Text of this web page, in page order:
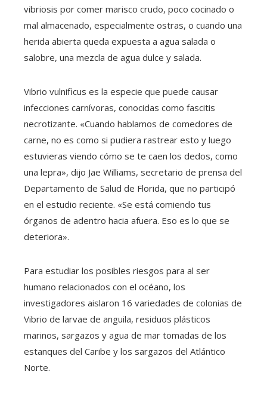
vibriosis por comer marisco crudo, poco cocinado o
mal almacenado, especialmente ostras, o cuando una
herida abierta queda expuesta a agua salada o
salobre, una mezcla de agua dulce y salada.
Vibrio vulnificus es la especie que puede causar
infecciones carnívoras, conocidas como fascitis
necrotizante. «Cuando hablamos de comedores de
carne, no es como si pudiera rastrear esto y luego
estuvieras viendo cómo se te caen los dedos, como
una lepra», dijo Jae Williams, secretario de prensa del
Departamento de Salud de Florida, que no participó
en el estudio reciente. «Se está comiendo tus
órganos de adentro hacia afuera. Eso es lo que se
deteriora».
Para estudiar los posibles riesgos para al ser
humano relacionados con el océano, los
investigadores aislaron 16 variedades de colonias de
Vibrio de larvae de anguila, residuos plásticos
marinos, sargazos y agua de mar tomadas de los
estanques del Caribe y los sargazos del Atlántico
Norte.